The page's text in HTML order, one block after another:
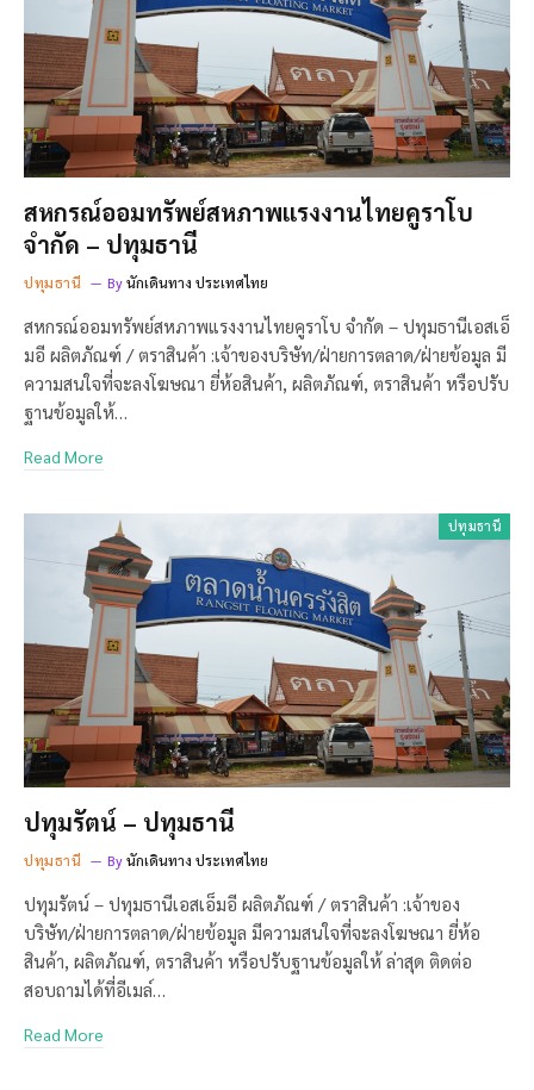
สหกรณ์ออมทรัพย์สหภาพแรงงานไทยคูราโบ
จำกัด – ปทุมธานี
ปทุมธานี By นักเดินทาง ประเทศไทย
สหกรณ์ออมทรัพย์สหภาพแรงงานไทยคูราโบ จำกัด – ปทุมธานีเอสเอ็
มอี ผลิตภัณฑ์ / ตราสินค้า :เจ้าของบริษัท/ฝ่ายการตลาด/ฝ่ายข้อมูล มี
ความสนใจที่จะลงโฆษณา ยี่ห้อสินค้า, ผลิตภัณฑ์, ตราสินค้า หรือปรับ
ฐานข้อมูลให้…
Read More
ปทุมธานี
ปทุมรัตน์ – ปทุมธานี
ปทุมธานี By นักเดินทาง ประเทศไทย
ปทุมรัตน์ – ปทุมธานีเอสเอ็มอี ผลิตภัณฑ์ / ตราสินค้า :เจ้าของ
บริษัท/ฝ่ายการตลาด/ฝ่ายข้อมูล มีความสนใจที่จะลงโฆษณา ยี่ห้อ
สินค้า, ผลิตภัณฑ์, ตราสินค้า หรือปรับฐานข้อมูลให้ ล่าสุด ติดต่อ
สอบถามได้ที่อีเมล์…
Read More